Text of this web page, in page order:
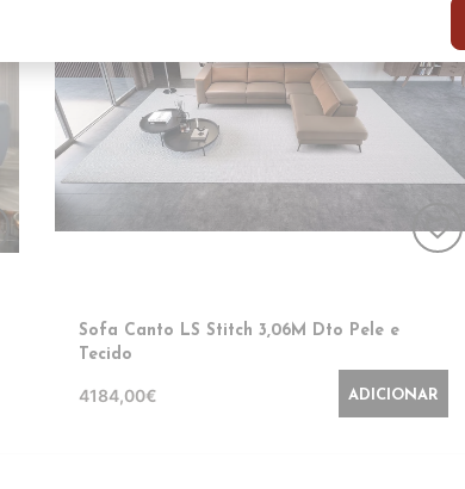
favorite_border
Sofa Canto LS Stitch 3,06M Dto Pele e
Tecido
4184,00€ ADICIONAR